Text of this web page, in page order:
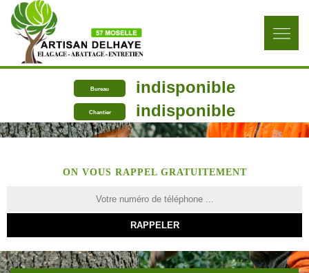
Bureau indisponible
Chantier indisponible
ON VOUS RAPPEL GRATUITEMENT